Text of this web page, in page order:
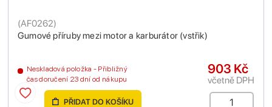
Gumové příruby mezi motor a karburátor (vstřik)
(AF0262)
Neskladová položka - Přibližný
čas doručení 23 dní od nákupu
903 Kč
včetně DPH
PŘIDAT DO KOŠÍKU